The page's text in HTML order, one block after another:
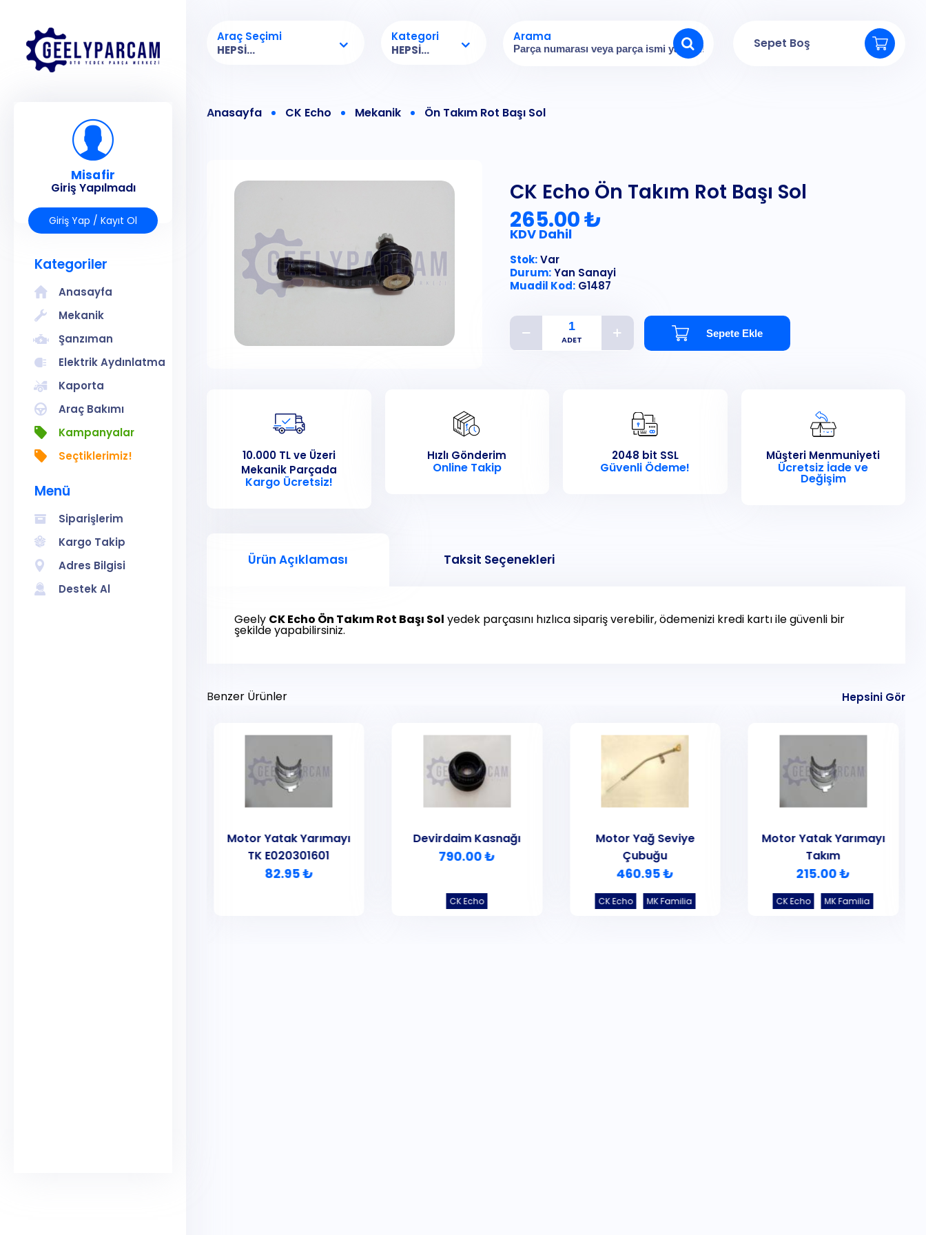
Misafir
Giriş Yapılmadı
Giriş Yap / Kayıt Ol
Kategoriler
Anasayfa
Mekanik
Şanzıman
Elektrik Aydınlatma
Kaporta
Araç Bakımı
Kampanyalar
Seçtiklerimiz!
Menü
Siparişlerim
Kargo Takip
Adres Bilgisi
Destek Al
Araç Seçimi
HEPSI...
Kategori
HEPSI...
Arama Sepet Boş
Anasayfa CK Echo Mekanik Ön Takım Rot Başı Sol
CK Echo Ön Takım Rot Başı Sol
265.00 ₺
KDV Dahil
Stok:Var
Durum:Yan Sanayi
Muadil Kod: G1487
Sepete Ekle
10.000 TL ve Üzeri
Mekanik Parçada
Kargo Ücretsiz!
Hızlı Gönderim
Online Takip
2048 bit SSL
Güvenli Ödeme!
Müşteri Menmuniyeti
Ücretsiz İade ve
Değişim
Ürün Açıklaması Taksit Seçenekleri
Geely CK Echo Ön Takım Rot Başı Sol yedek parçasını hızlıca sipariş verebilir, ödemenizi kredi kartı ile güvenli bir
şekilde yapabilirsiniz.
Benzer Ürünler Hepsini Gör
Motor Yatak Yarımayı
TK E020301601
82.95 ₺
CK Echo
Devirdaim Kasnağı
790.00 ₺
CK Echo MK Familia
Motor Yağ Seviye
Çubuğu
460.95 ₺
CK Echo MK Familia
Motor Yatak Yarımayı
Takım
215.00 ₺